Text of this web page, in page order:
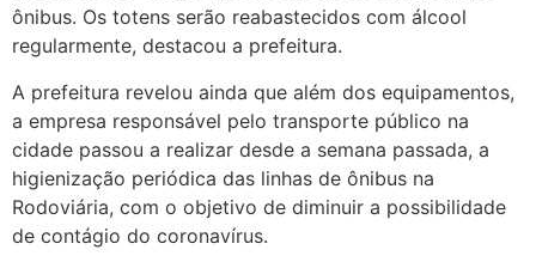
ônibus. Os totens serão reabastecidos com álcool
regularmente, destacou a prefeitura.
A prefeitura revelou ainda que além dos equipamentos,
a empresa responsável pelo transporte público na
cidade passou a realizar desde a semana passada, a
higienização periódica das linhas de ônibus na
Rodoviária, com o objetivo de diminuir a possibilidade
de contágio do coronavírus.